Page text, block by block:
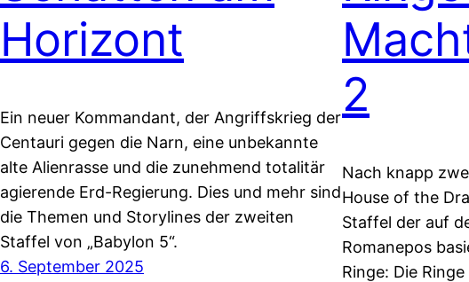
Horizont
Ein neuer Kommandant, der Angriffskrieg der
Centauri gegen die Narn, eine unbekannte
alte Alienrasse und die zunehmend totalitär
agierende Erd-Regierung. Dies und mehr sind
die Themen und Storylines der zweiten
Staffel von „Babylon 5“.
6. September 2025
2
Nach knapp
House of the
Staffel der auf
Romanepos
Ringe: Die